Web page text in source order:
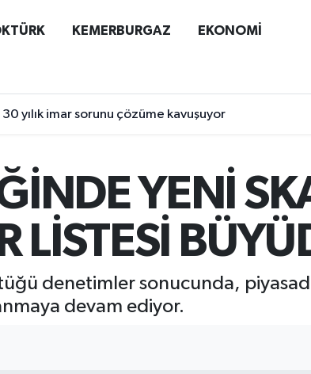
KEMERBURGAZ EKONOMİ
yılık imar sorunu çözüme kavuşuyor
YENİ
LİSTESİ
denetimler sonucunda,
devam ediyor.